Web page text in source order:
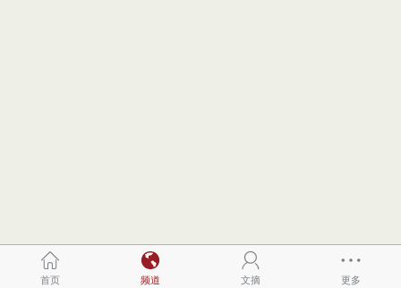
首页 频道 文摘 更多